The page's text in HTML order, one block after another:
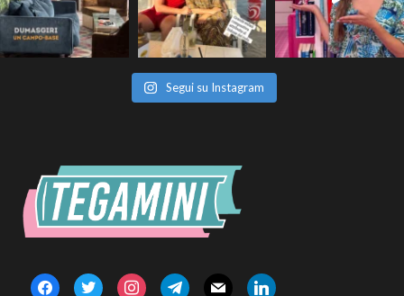
Segui su Instagram
facebooktwitter instagramtelegrammail linkedin